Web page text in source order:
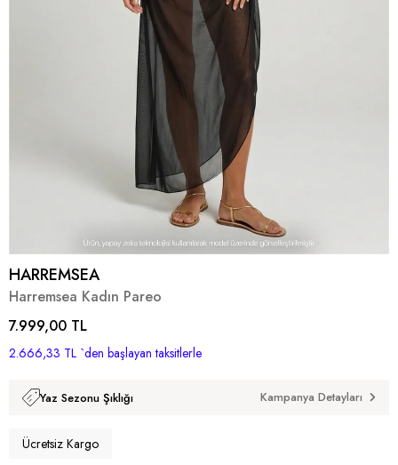
HARREMSEA
Harremsea Kadın Pareo
7.999,00 TL
2.666,33 TL `den başlayan taksitlerle
Yaz Sezonu Şıklığı Kampanya Detayları
Ücretsiz Kargo